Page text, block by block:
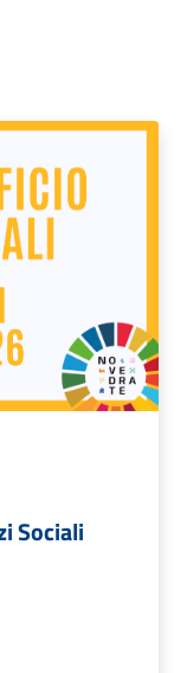
Sociali